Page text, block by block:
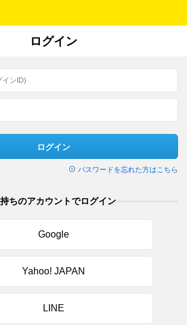
ログイン
ログイン
パスワードを忘れた方はこちら
ちのアカウントでログイン
Google
Yahoo! JAPAN
LINE